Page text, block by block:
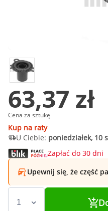
63,37 zł
Cena za sztukę
Kup na raty
U Ciebie: poniedziałek, 10
Zapłać do 30 dni
Upewnij się, że część